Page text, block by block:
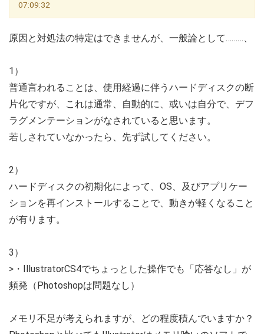
07:09:32
原因と対処法の特定はできませんが、一般論として………、
1）
普通言われることは、使用経過に伴うハードディスクの断
片化ですが、これは通常、自動的に、或いは自分で、デフ
ラグメンテーションがなされていると思います。
若しされていなかったら、先ず試してください。
2）
ハードディスクの初期化によって、OS、及びアプリケー
ションを再インストールすることで、動きが軽くなること
が有ります。
3）
>・IllustratorCS4でちょっとした操作でも「応答なし」が
頻発（Photoshopは問題なし）
メモリ不足が考えられますが、どの程度積んでいますか？